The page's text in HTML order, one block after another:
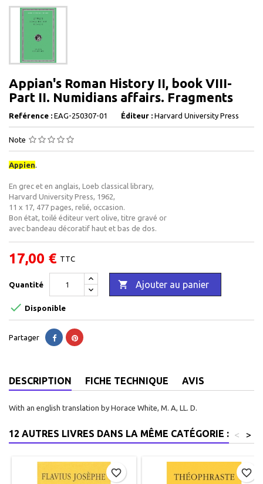
Appian's Roman History II, book VIII-
Part II. Numidians affairs. Fragments
Reférence : EAG-250307-01 Éditeur : Harvard University Press
Note
Appien.
En grec et en anglais, Loeb classical library,
Harvard University Press, 1962,
11 x 17, 477 pages, relié, occasion.
Bon état, toilé éditeur vert olive, titre gravé or
avec bandeau décoratif haut et bas de dos.
17,00 € TTC
Quantité  Ajouter au panier
 Disponible
Partager
DESCRIPTION FICHE TECHNIQUE AVIS
With an english translation by Horace White, M. A, LL. D.
12 AUTRES LIVRES DANS LA MÊME CATÉGORIE : >
<
favorite_border favorite_border